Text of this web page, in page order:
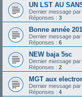
UN LST AU
Dernier message par
Réponses : 3
Bonne année
Dernier message par
Réponses : 6
NEW baja 5sc
Dernier message par
Réponses : 2
MGT aux
Dernier message par
Réponses : 4